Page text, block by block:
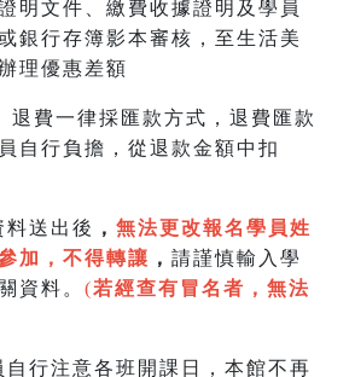
明文件、繳費收據證明及學員
銀行存簿影本審核，至生活美
理優惠差額
退費一律採匯款方式，退費匯款
自行負擔，從退款金額中扣
料送出後 ， 無法更改報名學員姓
加，不得轉讓 ， 請謹慎輸入學
資料。 (若經查有冒名者，無法
自行注意各班開課日，本館不再